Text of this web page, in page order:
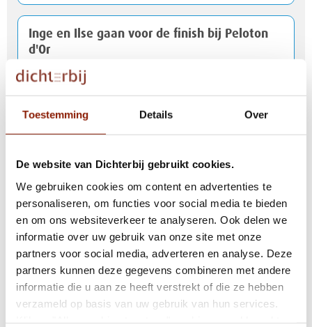
Toestemming Details Over
De website van Dichterbij gebruikt cookies.
We gebruiken cookies om content en advertenties te
personaliseren, om functies voor social media te bieden
en om ons websiteverkeer te analyseren. Ook delen we
informatie over uw gebruik van onze site met onze
partners voor social media, adverteren en analyse. Deze
partners kunnen deze gegevens combineren met andere
informatie die u aan ze heeft verstrekt of die ze hebben
verzameld op basis van uw gebruik van hun services.
Inge en Ilse gaan voor de finish bij Peloton
d'Or
Dichterbij ontvangt NEN 7510-certificaat
Fijn wonen begint met elkaar weten te
vinden
Nationaal Hitteplan actief